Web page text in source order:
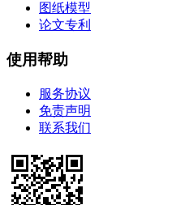
图纸模型
论文专利
使用帮助
服务协议
免责声明
联系我们